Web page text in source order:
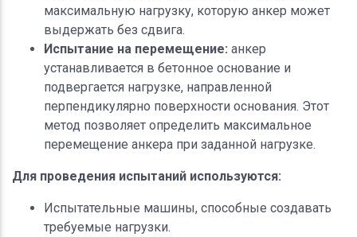
максимальную нагрузку, которую анкер может
выдержать без сдвига.
Испытание на перемещение: анкер
устанавливается в бетонное основание и
подвергается нагрузке, направленной
перпендикулярно поверхности основания. Этот
метод позволяет определить максимальное
перемещение анкера при заданной нагрузке.
Для проведения испытаний используются:
Испытательные машины, способные создавать
требуемые нагрузки.